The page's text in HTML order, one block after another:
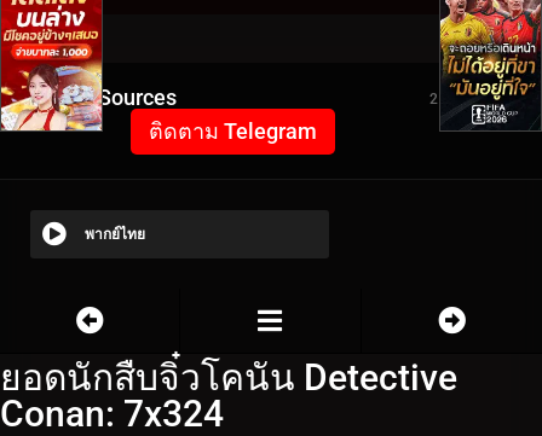
Video Sources 2110 Views
ติดตาม Telegram
พากย์ไทย
ยอดนักสืบจิ๋วโคนัน Detective
Conan: 7x324